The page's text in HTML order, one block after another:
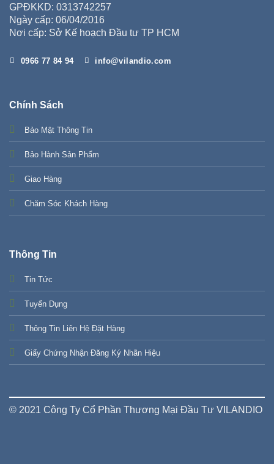
GPĐKKD: 0313742257
Ngày cấp: 06/04/2016
Nơi cấp: Sở Kế hoạch Đầu tư TP HCM
0966 77 84 94 info@vilandio.com
Chính Sách
Bảo Mật Thông Tin
Bảo Hành Sản Phẩm
Giao Hàng
Chăm Sóc Khách Hàng
Thông Tin
Tin Tức
Tuyển Dụng
Thông Tin Liên Hệ Đặt Hàng
Giấy Chứng Nhận Đăng Ký Nhãn Hiệu
© 2021 Công Ty Cổ Phần Thương Mại Đầu Tư VILANDIO